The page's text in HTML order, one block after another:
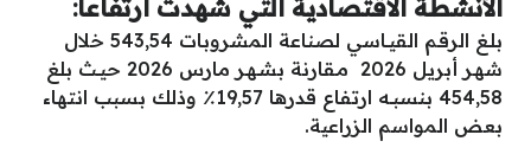
الأنشطة الاقتصادية التي شهدت ارتفاعاً:
بلـغ الرقـم القيــاسي لصناعة المشروبات 543,54 خلال
شهـر أبريل 2026 مـقارنة بشـهـر مارس 2026 حيــث بلغ
454,58 بنسبــه ارتفاع قدرها 19,57٪ وذلك بسبب انتهاء
بعض المواسم الزراعية.